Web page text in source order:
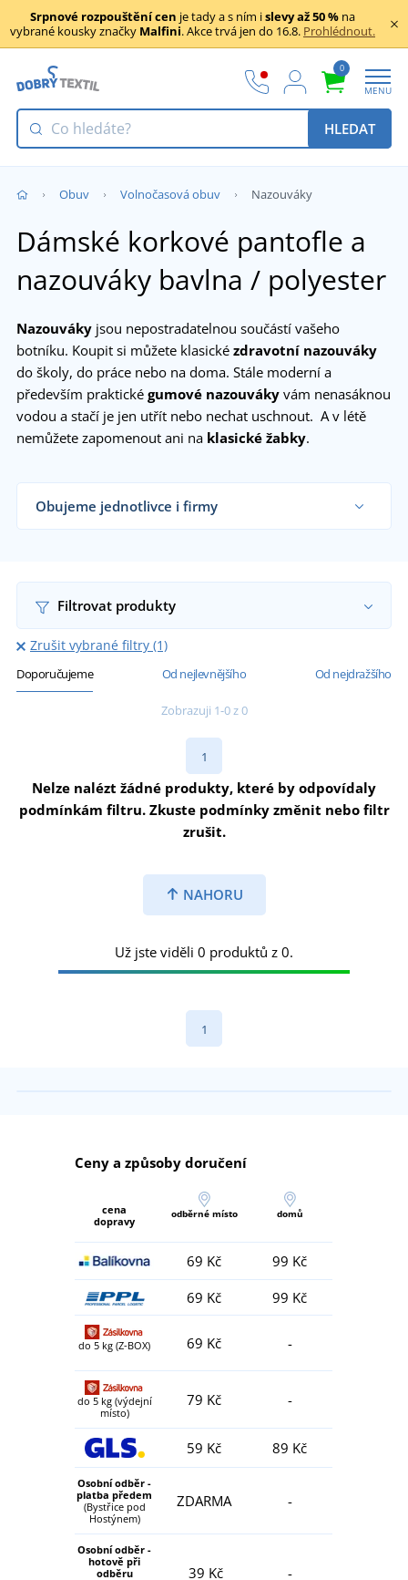
Srpnové rozpouštění cen je tady a s ním islevy až 50 % na
vybrané kousky značky Malfini. Akce trvá jen do 16.8. Prohlédnout.
0
MENU
HLEDAT
Obuv Volnočasová obuv Nazouváky
Dámské korkové pantofle a
nazouváky bavlna / polyester
Nazouváky jsou nepostradatelnou součástí vašeho
botníku. Koupit si můžete klasické zdravotní nazouváky
do školy, do práce nebo na doma. Stále moderní a
především praktické gumové nazouváky vám nenasáknou
vodou a stačí je jen utřít nebo nechat uschnout. A v létě
nemůžete zapomenout ani na klasické žabky.
Obujeme jednotlivce i firmy
Filtrovat produkty
Zrušit vybrané filtry (1)
Doporučujeme Od nejlevnějšího Od nejdražšího
Zobrazuji 1-0 z 0
1
Nelze nalézt žádné produkty, které by odpovídaly
podmínkám filtru. Zkuste podmínky změnit nebo filtr
zrušit.
NAHORU
Už jste viděli 0 produktů z 0.
1
Ceny a způsoby doručení
cena
dopravy
odběrné místo domů
69 Kč
99 Kč
69 Kč
99 Kč
do 5 kg (Z-BOX) 69 Kč -
do 5 kg (výdejní
místo)
79 Kč -
59 Kč 89 Kč
Osobní odběr -
platba předem
(Bystřice pod
Hostýnem)
ZDARMA -
Osobní odběr -
hotově při
odběru
39 Kč -